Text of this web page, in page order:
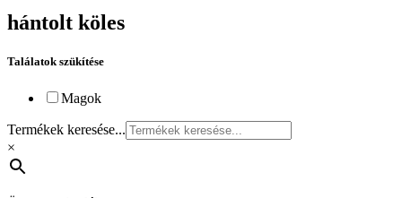
hántolt köles
Találatok szükítése
Magok
Termékek keresése...
×